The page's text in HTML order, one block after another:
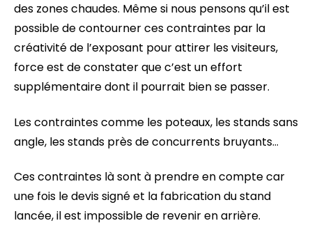
des zones chaudes. Même si nous pensons qu’il est
possible de contourner ces contraintes par la
créativité de l’exposant pour attirer les visiteurs,
force est de constater que c’est un effort
supplémentaire dont il pourrait bien se passer.
Les contraintes comme les poteaux, les stands sans
angle, les stands près de concurrents bruyants…
Ces contraintes là sont à prendre en compte car
une fois le devis signé et la fabrication du stand
lancée, il est impossible de revenir en arrière.